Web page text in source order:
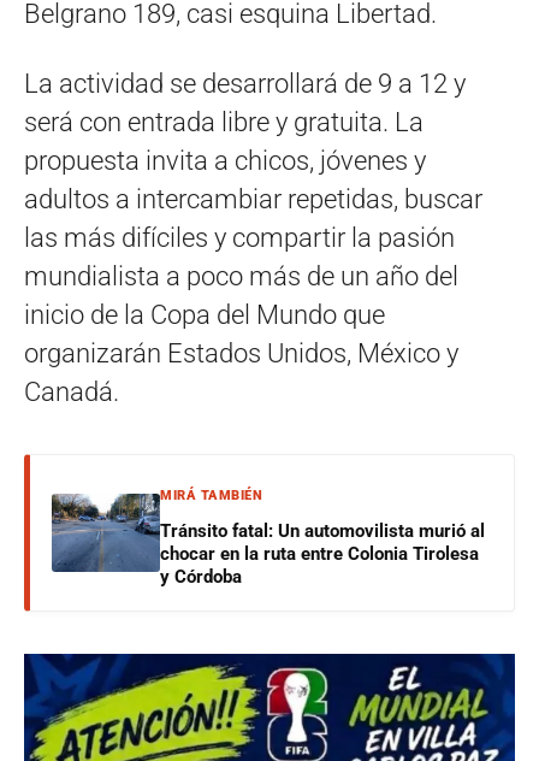
Belgrano 189, casi esquina Libertad.
La actividad se desarrollará de 9 a 12 y
será con entrada libre y gratuita. La
propuesta invita a chicos, jóvenes y
adultos a intercambiar repetidas, buscar
las más difíciles y compartir la pasión
mundialista a poco más de un año del
inicio de la Copa del Mundo que
organizarán Estados Unidos, México y
Canadá.
MIRÁ TAMBIÉN
Tránsito fatal: Un automovilista murió al
chocar en la ruta entre Colonia Tirolesa
y Córdoba